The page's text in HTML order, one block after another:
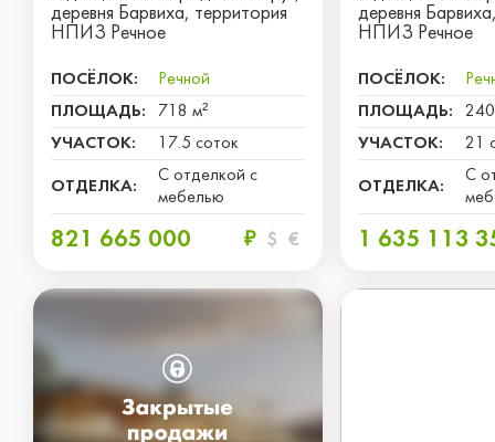
деревня Барвиха, территория
НПИЗ Речное
ПОСЁЛОК:
Речной
ПЛОЩАДЬ:
718 м²
УЧАСТОК:
17.5 соток
ОТДЕЛКА:
С отделкой с
мебелью
821 665 000 ₽ $ €
деревня
НПИЗ Речное
ПОСЁЛОК:
ПЛОЩАДЬ:
УЧАСТОК:
21
ОТДЕЛКА:
С
1 635 113